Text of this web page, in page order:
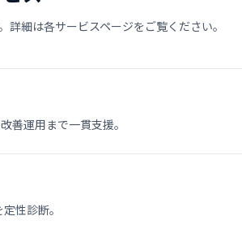
細は各サービスページをご覧ください。
善運用まで一貫支援。
性診断。